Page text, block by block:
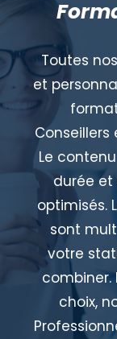
Toutes
et
Le
durée
optimisés.
sont
votre
combiner.
choix,